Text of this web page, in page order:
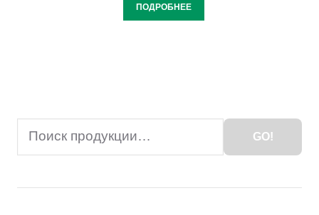
ПОДРОБНЕЕ
for:
GO!